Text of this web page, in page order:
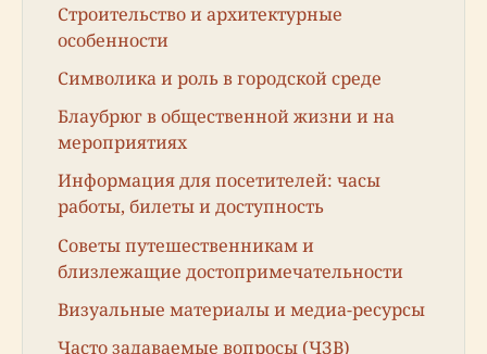
Строительство и архитектурные
особенности
Символика и роль в городской среде
Блаубрюг в общественной жизни и на
мероприятиях
Информация для посетителей: часы
работы, билеты и доступность
Советы путешественникам и
близлежащие достопримечательности
Визуальные материалы и медиа-ресурсы
Часто задаваемые вопросы (ЧЗВ)